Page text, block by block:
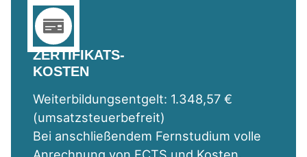
ZERTIFIKATS-
KOSTEN
Weiterbildungsentgelt: 1.348,57 €
(umsatzsteuerbefreit)
Bei anschließendem Fernstudium volle